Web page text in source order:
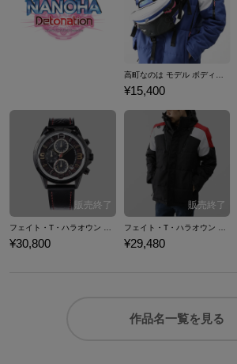
¥15,400
¥30,800 ¥29,480
作品名一覧を見る